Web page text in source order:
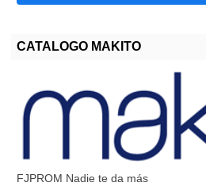
CATALOGO MAKITO
FJPROM Nadie te da más